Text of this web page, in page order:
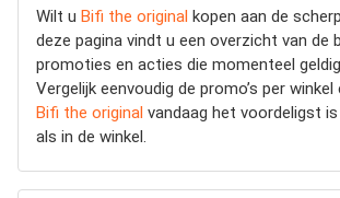
Wilt u Bifi the original kopen aan de
deze pagina vindt u een overzicht van de
promoties en acties die momenteel
Vergelijk eenvoudig de promo’s per
Bifi the original vandaag het voordeligst
als in de winkel.